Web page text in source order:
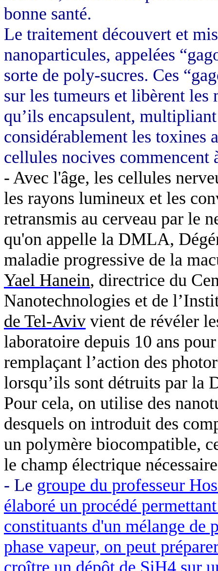
bonne santé.
Le traitement découvert et
nanoparticules, appelées “
sorte de poly-sucres. Ces “
sur les tumeurs et libèrent
qu’ils encapsulent,
considérablement les toxines
cellules nocives commencent
- Avec l'âge, les cellules
les rayons lumineux et les
retransmis au cerveau par le
qu'on appelle la DMLA,
maladie progressive de la
Yael Hanein, directrice du
Nanotechnologies et de
de Tel-Aviv vient de révéler
laboratoire depuis 10 ans
remplaçant l’action des
lorsqu’ils sont détruits par la
Pour cela, on utilise des
desquels on introduit des
un polymère biocompatible,
le champ électrique
- Le groupe du professeur
élaboré un procédé
constituants d'un mélange de
phase vapeur, on peut
croître un dépôt de SiH4 sur